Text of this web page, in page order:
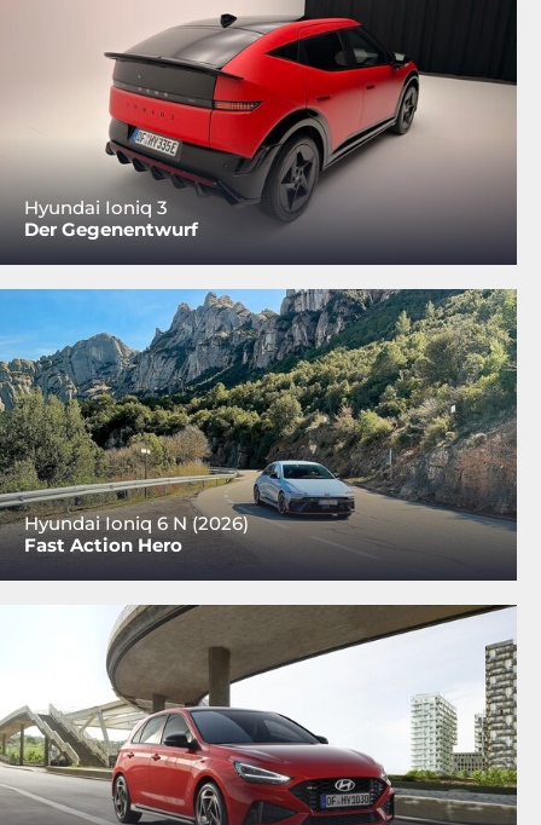
Hyundai Ioniq 3
Der Gegenentwurf
Hyundai Ioniq 6 N (2026)
Fast Action Hero